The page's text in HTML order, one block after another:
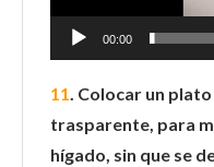
00:00
11. Colocar un
trasparente, para
hígado, sin que se